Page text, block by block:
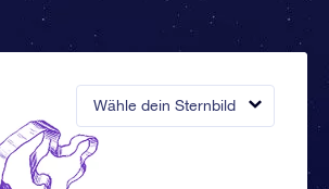
Wähle dein Sternbild